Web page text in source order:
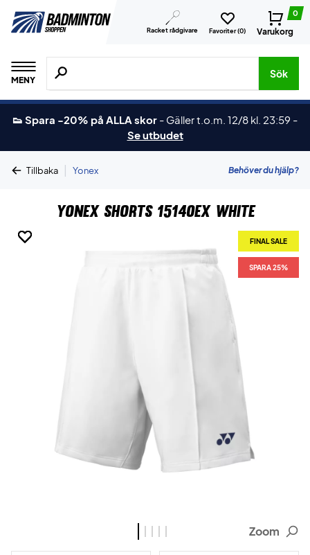
Racket rådgivare Favoriter (0)
0
Varukorg
MENY
Sök efter produkter, märken osv.
Sök
👟 Spara -20% på ALLA skor - Gäller t.o.m. 12/8 kl. 23:59 -
Se utbudet
Tillbaka | Yonex Behöver du hjälp?
Yonex Shorts 15140EX White
FINAL SALE
SPARA 25%
FINAL SALE
SPARA 25%
FINAL SALE
SPARA 25%
FINAL SALE
SPARA 25%
FINAL SALE
SPARA 25%
Zoom